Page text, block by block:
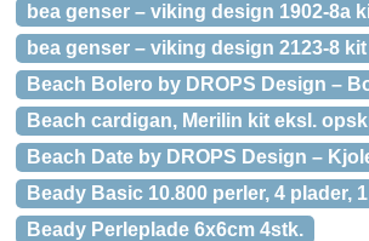
bea genser – viking design 1902-8a
bea genser – viking design 2123-8
Beach Bolero by DROPS Design –
Beach cardigan, Merilin kit eksl.
Beach Date by DROPS Design –
Beady Basic 10.800 perler, 4 plader,
Beady Perleplade 6x6cm 4stk.